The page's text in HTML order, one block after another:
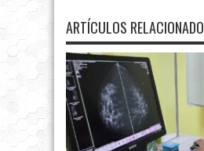
ARTÍCULOS